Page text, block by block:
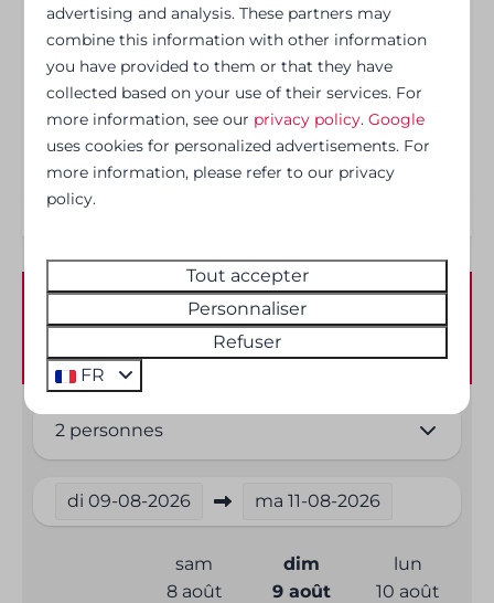
Sécurité
Détecteur de fumée
À proximité de magnifiques itinéraires de
Restaurant et bar conviviaux sur le domaine
Parking gratuit
Disponibilité et prix
2 personnes
di 09-08-2026 ma 11-08-2026
sam
8 août
dim
9 août
lun
10 août
advertising and analysis. These partners may
combine this information with other information
you have provided to them or that they have
collected based on your use of their services. For
more information, see our privacy policy.Google
uses cookies for personalized advertisements. For
more information, please refer to our privacy
policy.
Tout accepter
Personnaliser
Refuser
FR